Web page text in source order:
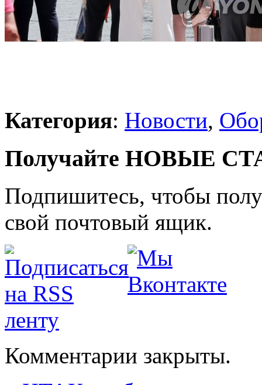
Категория: Новости,
Получайте НОВЫЕ
Подпишитесь, чтобы
свой почтовый ящик.
Комментарии закрыты.